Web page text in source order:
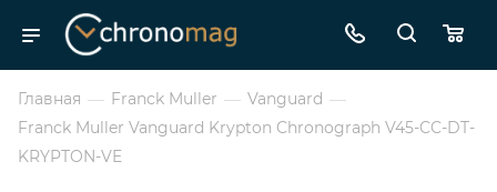
Главная — Franck Muller — Vanguard —
Franck Muller Vanguard Krypton Chronograph V45-CC-DT-
KRYPTON-VE